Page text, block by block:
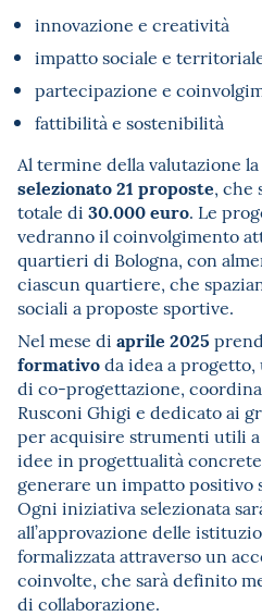
innovazione e creatività
impatto sociale e
partecipazione e
fattibilità e sostenibilità
Al termine della valutazione
selezionato 21 proposte, che
totale di 30.000 euro. Le
vedranno il coinvolgimento
quartieri di Bologna, con
ciascun quartiere, che
sociali a proposte sportive.
Nel mese di aprile 2025
formativoda idea a
di co-progettazione,
Rusconi Ghigi e dedicato ai
per acquisire strumenti utili
idee in progettualità
generare un impatto
Ogni iniziativa selezionata
all’approvazione delle
formalizzata attraverso un
coinvolte, che sarà definito
di collaborazione.